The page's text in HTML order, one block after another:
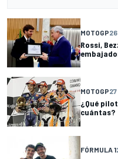
MOTOGP
Rossi,
MOTOGP
¿Qué
cuántas?
FÓRMULA 1